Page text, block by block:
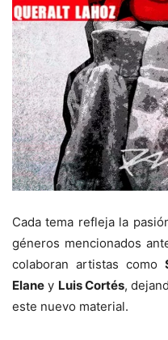
Cada tema refleja la
géneros mencionados
colaboran artistas como
Elane y Luis Cortés,
este nuevo material.